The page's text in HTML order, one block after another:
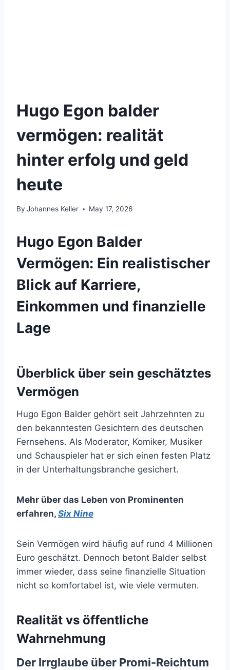
Hugo Egon balder
vermögen: realität
hinter erfolg und geld
heute
By Johannes Keller May 17, 2026
Hugo Egon Balder
Vermögen: Ein realistischer
Blick auf Karriere,
Einkommen und finanzielle
Lage
Überblick über sein geschätztes
Vermögen
Hugo Egon Balder gehört seit Jahrzehnten zu
den bekanntesten Gesichtern des deutschen
Fernsehens. Als Moderator, Komiker, Musiker
und Schauspieler hat er sich einen festen Platz
in der Unterhaltungsbranche gesichert.
Mehr über das Leben von Prominenten
erfahren, Six Nine
Sein Vermögen wird häufig auf rund 4 Millionen
Euro geschätzt. Dennoch betont Balder selbst
immer wieder, dass seine finanzielle Situation
nicht so komfortabel ist, wie viele vermuten.
Realität vs öffentliche
Wahrnehmung
Der Irrglaube über Promi-Reichtum